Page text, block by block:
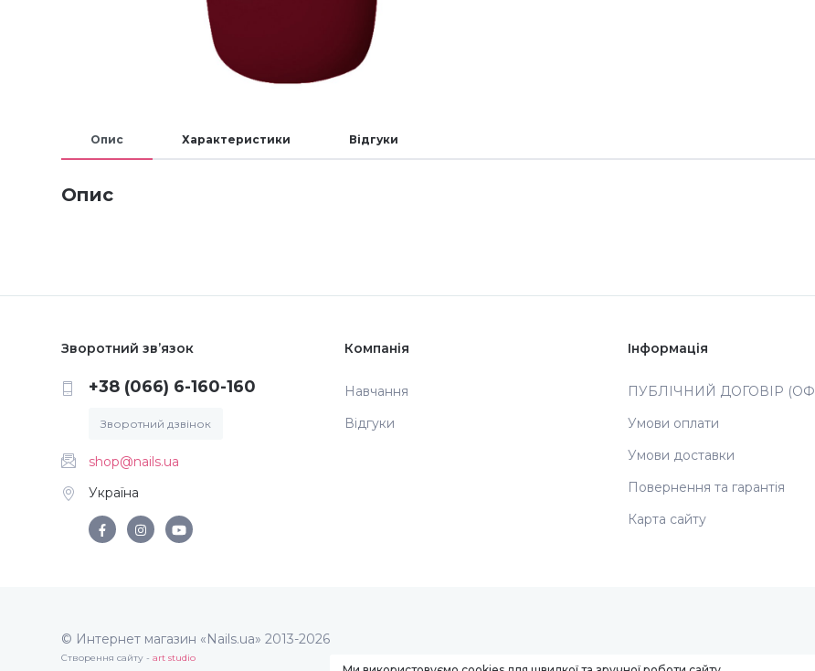
Опис Характеристики Відгуки
Опис
Зворотний зв’язок
+38 (066) 6-160-160
Зворотний дзвінок
shop@nails.ua
Україна
Компанія
Навчання
Відгуки
Інформація
ПУБЛІЧНИЙ ДОГОВІР
Умови оплати
Умови доставки
Повернення та гарантія
Карта сайту
© Интернет магазин «Nails.ua» 2013-2026
Створення сайту - art studio